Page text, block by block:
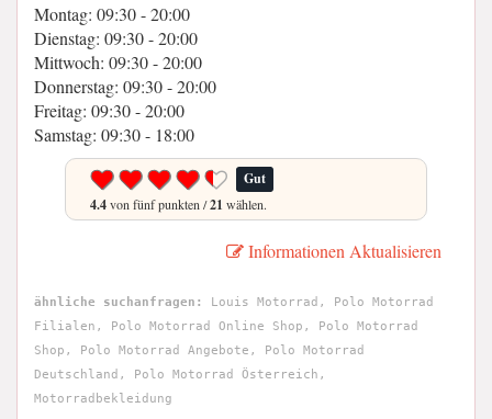
Montag: 09:30 - 20:00
Dienstag: 09:30 - 20:00
Mittwoch: 09:30 - 20:00
Donnerstag: 09:30 - 20:00
Freitag: 09:30 - 20:00
Samstag: 09:30 - 18:00
Gut
4.4von fünf punkten /21 wählen.
Informationen Aktualisieren
ähnliche suchanfragen:
Louis Motorrad, Polo Motorrad
Filialen, Polo Motorrad Online Shop, Polo Motorrad
Shop, Polo Motorrad Angebote, Polo Motorrad
Deutschland, Polo Motorrad Österreich,
Motorradbekleidung